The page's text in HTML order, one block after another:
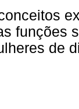
funções
de